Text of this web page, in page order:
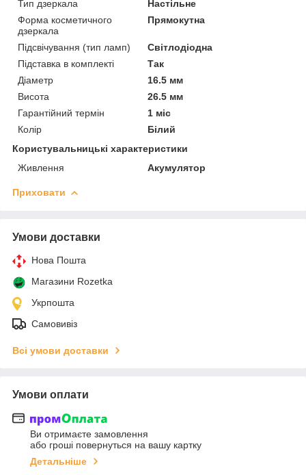
Тип дзеркала
Настільне
Форма косметичного
дзеркала
Прямокутна
Підсвічування (тип ламп)
Світлодіодна
Підставка в комплекті
Так
Діаметр
16.5 мм
Висота
26.5 мм
Гарантійний термін
1 міс
Колір
Білий
Користувальницькі характеристики
Живлення
Акумулятор
Приховати
Умови доставки
Нова Пошта
Магазини Rozetka
Укрпошта
Самовивіз
Всі умови доставки
Умови оплати
Ви отримаєте замовлення
або гроші повернуться на вашу картку
Детальніше